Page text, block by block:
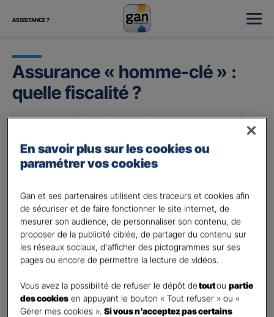
ASSISTANCE ?
Assurance « homme-clé » :
quelle fiscalité ?
Vous pouvez déduire les cotisations versées au titre d’une
assurance « homme-clé » des bénéfices de l’entreprise,
sous réserve de respecter certaines conditions :
sa désignation est irrévocable ;
l’homme-clé joue un rôle déterminant dans le
fonctionnement de l’entreprise.
La contrepartie de cette déductibilité : l’indemnité de
risque est prise en compte dans le bénéfice imposable de
l’exercice au cours duquel elle est attribuée.
En savoir plus sur les cookies ou
paramétrer vos cookies
Gan et ses partenaires utilisent des traceurs et cookies afin
de sécuriser et de faire fonctionner le site internet, de
mesurer son audience, de personnaliser son contenu, de
proposer de la publicité ciblée, de partager du contenu sur
les réseaux sociaux, d'afficher des pictogrammes sur ses
pages ou encore de permettre la lecture de vidéos.
Vous avez la possibilité de refuser le dépôt detoutoupartie
des cookies en appuyant le bouton « Tout refuser » ou «
Gérer mes cookies ».Si vous n’acceptez pas certains